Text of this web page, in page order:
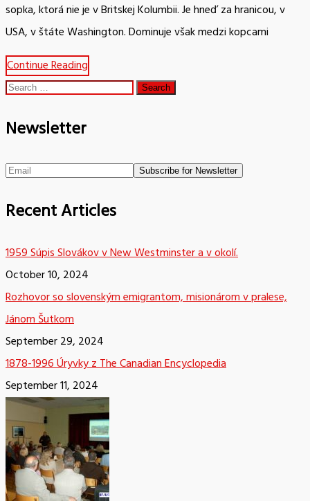
sopka, ktorá nie je v Britskej Kolumbii. Je hneď za hranicou, v
USA, v štáte Washington. Dominuje však medzi kopcami
Continue Reading
Search
Newsletter
Recent Articles
1959 Súpis Slovákov v New Westminster a v okolí.
October 10, 2024
Rozhovor so slovenským emigrantom, misionárom v pralese,
Jánom Šutkom
September 29, 2024
1878-1996 Úryvky z The Canadian Encyclopedia
September 11, 2024